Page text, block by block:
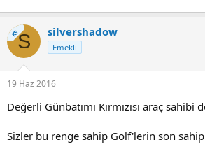
KSS silvershadow
Emekli
19 Haz 2016
Değerli Günbatımı Kırmızısı araç sahibi
Sizler bu renge sahip Golf'lerin son